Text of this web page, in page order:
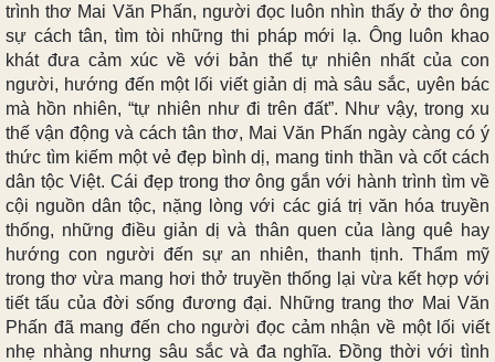
trình thơ Mai Văn Phấn, người đọc luôn nhìn thấy ở thơ ông
sự cách tân, tìm tòi những thi pháp mới lạ. Ông luôn khao
khát đưa cảm xúc về với bản thể tự nhiên nhất của con
người, hướng đến một lối viết giản dị mà sâu sắc, uyên bác
mà hồn nhiên, “tự nhiên như đi trên đất”. Như vậy, trong xu
thế vận động và cách tân thơ, Mai Văn Phấn ngày càng có ý
thức tìm kiếm một vẻ đẹp bình dị, mang tinh thần và cốt cách
dân tộcViệt. Cái đẹp trong thơ ông gắn với hành trình tìm về
cội nguồn dân tộc, nặng lòng với các giá trị văn hóa truyền
thống, những điều giản dị và thân quen của làng quê hay
hướng con người đến sự an nhiên, thanh tịnh. Thẩm mỹ
trong thơ vừa mang hơi thở truyền thống lại vừa kết hợp với
tiết tấu của đời sống đương đại. Những trang thơ Mai Văn
Phấn đã mang đến cho người đọc cảm nhận về một lối viết
nhẹ nhàng nhưng sâu sắc và đa nghĩa. Đồng thời với tình